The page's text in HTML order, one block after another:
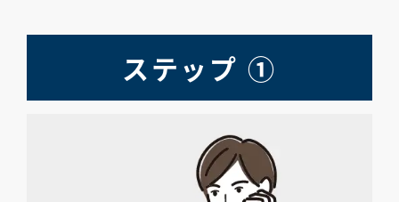
ステップ ①